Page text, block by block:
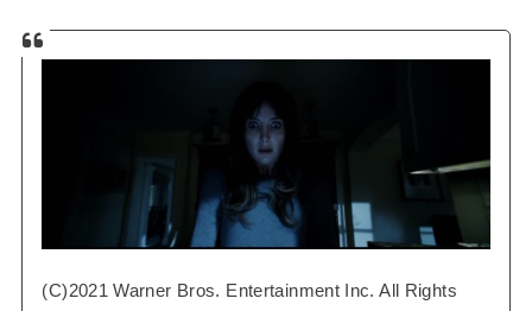
(C)2021 Warner Bros. Entertainment Inc. All Rights